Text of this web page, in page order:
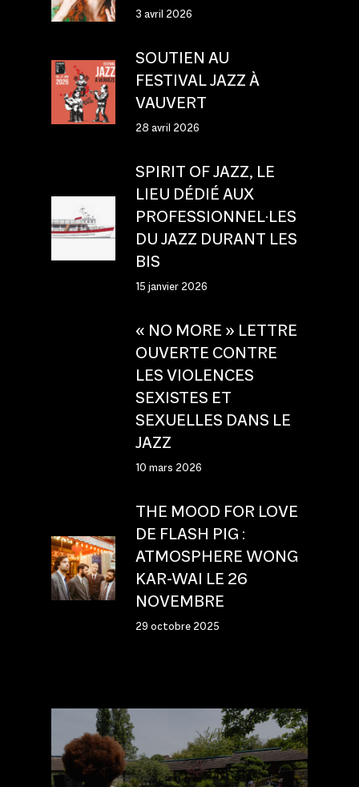
3 avril 2026
SOUTIEN AU
FESTIVAL JAZZ À
VAUVERT
28 avril 2026
SPIRIT OF JAZZ, LE
LIEU DÉDIÉ AUX
PROFESSIONNEL·LES
DU JAZZ DURANT LES
BIS
15 janvier 2026
« NO MORE » LETTRE
OUVERTE CONTRE
LES VIOLENCES
SEXISTES ET
SEXUELLES DANS LE
JAZZ
10 mars 2026
THE MOOD FOR LOVE
DE FLASH PIG :
ATMOSPHERE WONG
KAR-WAI LE 26
NOVEMBRE
29 octobre 2025